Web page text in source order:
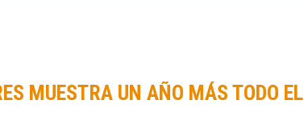
MUESTRA UN AÑO MÁS TODO EL